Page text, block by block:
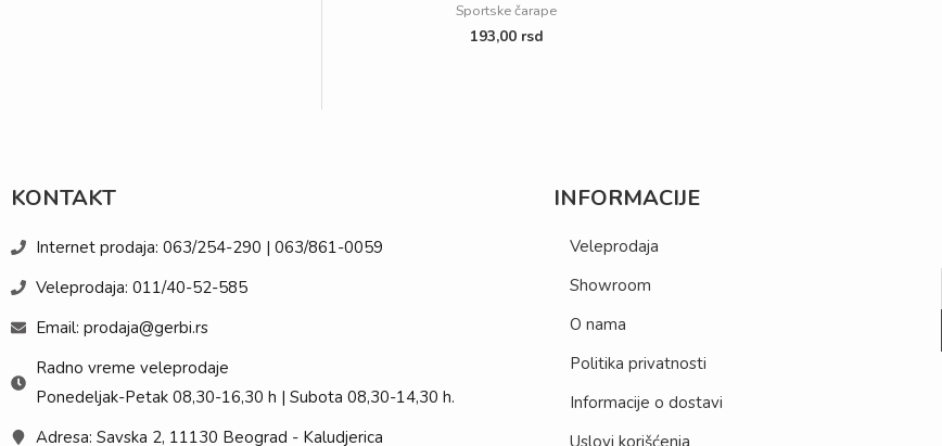
Sportske čarape
193,00 rsd
KONTAKT
Internet prodaja: 063/254-290 | 063/861-0059
Veleprodaja: 011/40-52-585
Email: prodaja@gerbi.rs
Radno vreme veleprodaje
Ponedeljak-Petak 08,30-16,30 h | Subota 08,30-14,30 h.
Adresa: Savska 2, 11130 Beograd - Kaludjerica
INFORMACIJE
Veleprodaja
Showroom
O nama
Politika privatnosti
Informacije o dostavi
Uslovi korišćenja